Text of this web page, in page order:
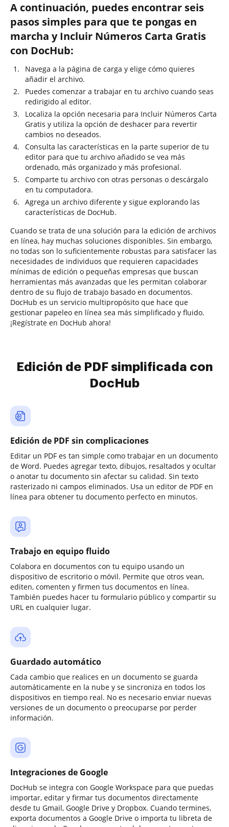
A continuación, puedes encontrar seis
pasos simples para que te pongas en
marcha y Incluir Números Carta Gratis
con DocHub:
Navega a la página de carga y elige cómo quieres
añadir el archivo.
Puedes comenzar a trabajar en tu archivo cuando seas
redirigido al editor.
Localiza la opción necesaria para Incluir Números Carta
Gratis y utiliza la opción de deshacer para revertir
cambios no deseados.
Consulta las características en la parte superior de tu
editor para que tu archivo añadido se vea más
ordenado, más organizado y más profesional.
Comparte tu archivo con otras personas o descárgalo
en tu computadora.
Agrega un archivo diferente y sigue explorando las
características de DocHub.
Cuando se trata de una solución para la edición de archivos
en línea, hay muchas soluciones disponibles. Sin embargo,
no todas son lo suficientemente robustas para satisfacer las
necesidades de individuos que requieren capacidades
mínimas de edición o pequeñas empresas que buscan
herramientas más avanzadas que les permitan colaborar
dentro de su flujo de trabajo basado en documentos.
DocHub es un servicio multipropósito que hace que
gestionar papeleo en línea sea más simplificado y fluido.
¡Regístrate en DocHub ahora!
Edición de PDF simplificada con
DocHub
Edición de PDF sin complicaciones
Editar un PDF es tan simple como trabajar en un documento
de Word. Puedes agregar texto, dibujos, resaltados y ocultar
o anotar tu documento sin afectar su calidad. Sin texto
rasterizado ni campos eliminados. Usa un editor de PDF en
línea para obtener tu documento perfecto en minutos.
Trabajo en equipo fluido
Colabora en documentos con tu equipo usando un
dispositivo de escritorio o móvil. Permite que otros vean,
editen, comenten y firmen tus documentos en línea.
También puedes hacer tu formulario público y compartir su
URL en cualquier lugar.
Guardado automático
Cada cambio que realices en un documento se guarda
automáticamente en la nube y se sincroniza en todos los
dispositivos en tiempo real. No es necesario enviar nuevas
versiones de un documento o preocuparse por perder
información.
Integraciones de Google
DocHub se integra con Google Workspace para que puedas
importar, editar y firmar tus documentos directamente
desde tu Gmail, Google Drive y Dropbox. Cuando termines,
exporta documentos a Google Drive o importa tu libreta de